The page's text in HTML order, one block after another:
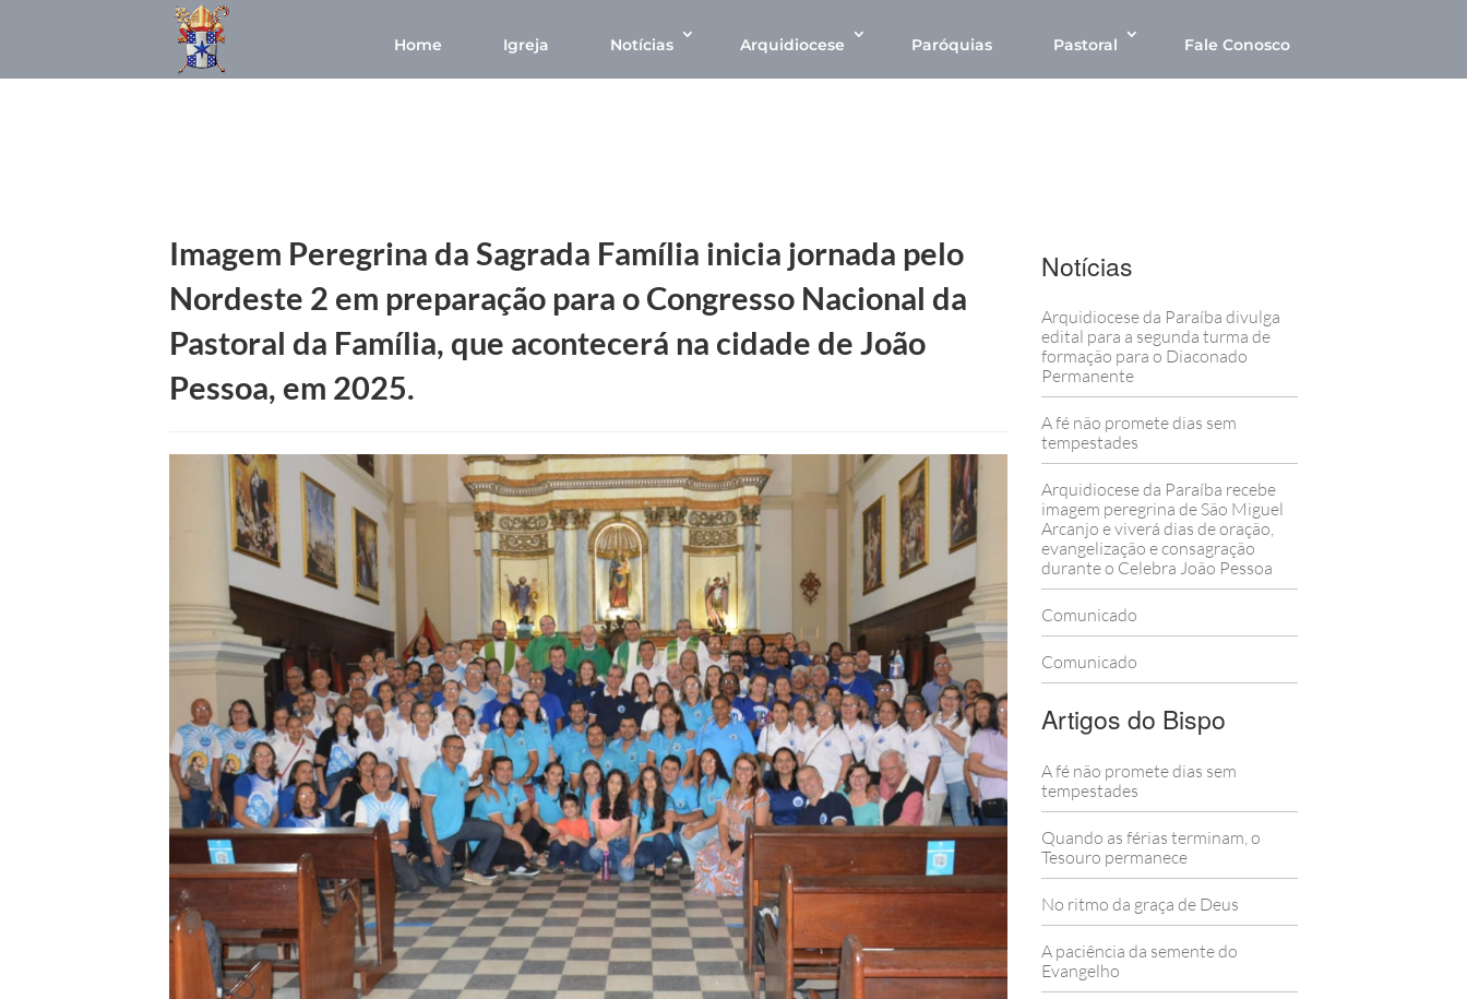
Home Igreja Notícias Arquidiocese Paróquias Pastoral Fale Conosco
Imagem Peregrina da Sagrada Família inicia jornada pelo
Nordeste 2 em preparação para o Congresso Nacional da
Pastoral da Família, que acontecerá na cidade de João
Pessoa, em 2025.
Notícias
Arquidiocese da Paraíba divulga
edital para a segunda turma de
formação para o Diaconado
Permanente
A fé não promete dias sem
tempestades
Arquidiocese da Paraíba recebe
imagem peregrina de São Miguel
Arcanjo e viverá dias de oração,
evangelização e consagração
durante o Celebra João Pessoa
Comunicado
Comunicado
Artigos do Bispo
A fé não promete dias sem
tempestades
Quando as férias terminam, o
Tesouro permanece
No ritmo da graça de Deus
A paciência da semente do
Evangelho